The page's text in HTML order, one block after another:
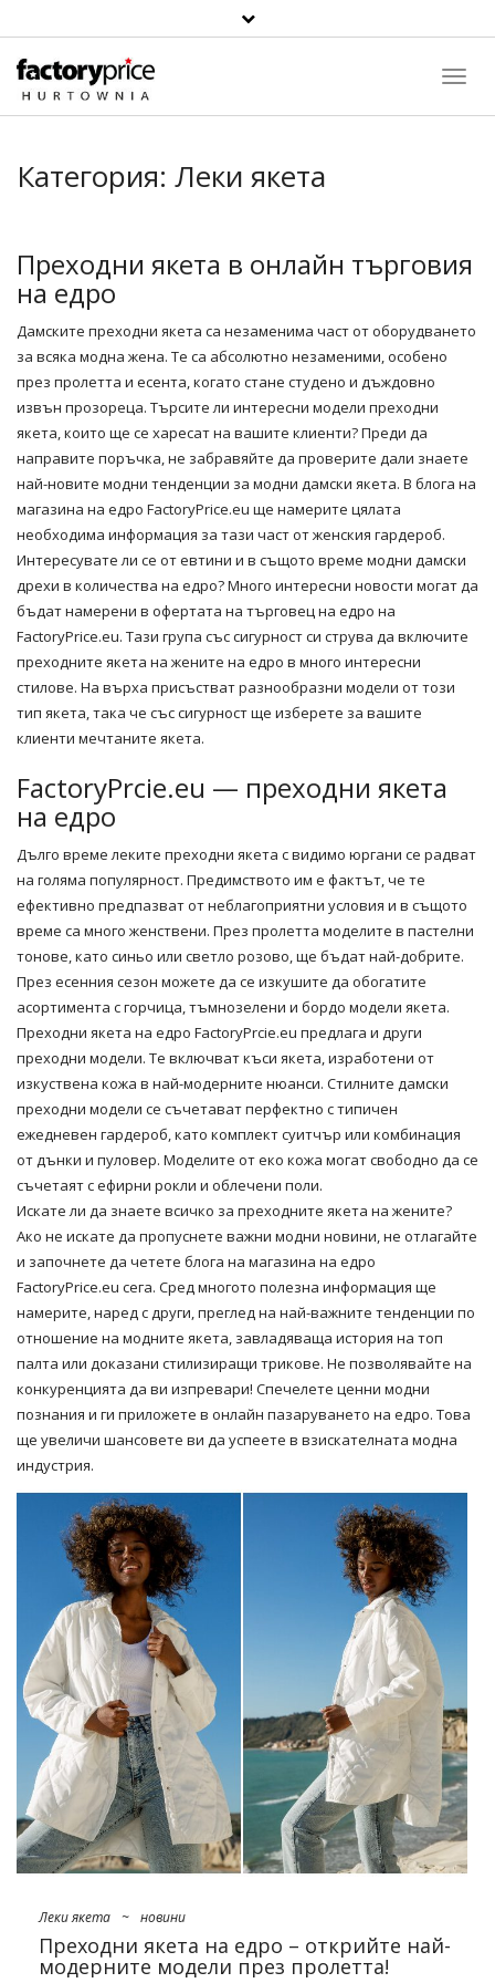
Категория: Леки якета
Преходни якета в онлайн търговия
на едро
Дамските преходни якета са незаменима част от оборудването
за всяка модна жена. Те са абсолютно незаменими, особено
през пролетта и есента, когато стане студено и дъждовно
извън прозореца. Търсите ли интересни модели преходни
якета, които ще се харесат на вашите клиенти? Преди да
направите поръчка, не забравяйте да проверите дали знаете
най-новите модни тенденции за модни дамски якета. В блога на
магазина на едро FactoryPrice.eu ще намерите цялата
необходима информация за тази част от женския гардероб.
Интересувате ли се от евтини и в същото време модни дамски
дрехи в количества на едро? Много интересни новости могат да
бъдат намерени в офертата на търговец на едро на
FactoryPrice.eu. Тази група със сигурност си струва да включите
преходните якета на жените на едро в много интересни
стилове. На върха присъстват разнообразни модели от този
тип якета, така че със сигурност ще изберете за вашите
клиенти мечтаните якета.
FactoryPrcie.eu — преходни якета
на едро
Дълго време леките преходни якета с видимо юргани се радват
на голяма популярност. Предимството им е фактът, че те
ефективно предпазват от неблагоприятни условия и в същото
време са много женствени. През пролетта моделите в пастелни
тонове, като синьо или светло розово, ще бъдат най-добрите.
През есенния сезон можете да се изкушите да обогатите
асортимента с горчица, тъмнозелени и бордо модели якета.
Преходни якета на едро FactoryPrcie.eu предлага и други
преходни модели. Те включват къси якета, изработени от
изкуствена кожа в най-модерните нюанси. Стилните дамски
преходни модели се съчетават перфектно с типичен
ежедневен гардероб, като комплект суитчър или комбинация
от дънки и пуловер. Моделите от еко кожа могат свободно да се
съчетаят с ефирни рокли и облечени поли.
Искате ли да знаете всичко за преходните якета на жените?
Ако не искате да пропуснете важни модни новини, не отлагайте
и започнете да четете блога на магазина на едро
FactoryPrice.eu сега. Сред многото полезна информация ще
намерите, наред с други, преглед на най-важните тенденции по
отношение на модните якета, завладяваща история на топ
палта или доказани стилизиращи трикове. Не позволявайте на
конкуренцията да ви изпревари! Спечелете ценни модни
познания и ги приложете в онлайн пазаруването на едро. Това
ще увеличи шансовете ви да успеете в взискателната модна
индустрия.
Леки якета ~ новини
Преходни якета на едро – открийте най-
модерните модели през пролетта!